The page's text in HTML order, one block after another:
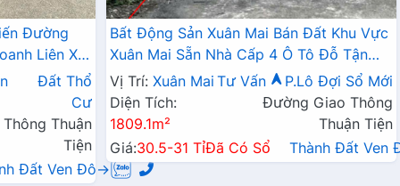
Đường
Liên Xã
Đất Thổ
Cư
Thuận
Tiện
Đất Ven Đô→
Bất Động Sản Xuân Mai Bán Đất Khu Vực
Xuân Mai Sẵn Nhà Cấp 4 Ô Tô Đỗ Tận
Đất Làn 2 Đường QL6A
Vị Trí: Xuân Mai Tư Vấn
P.Lô Đợi Sổ Mới
Diện Tích:
1809.1m²
Đường Giao Thông
Thuận Tiện
Giá:30.5-31 TỉĐã Có Sổ Thành Đất Ven